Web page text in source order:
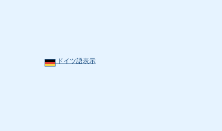
ドイツ語表示